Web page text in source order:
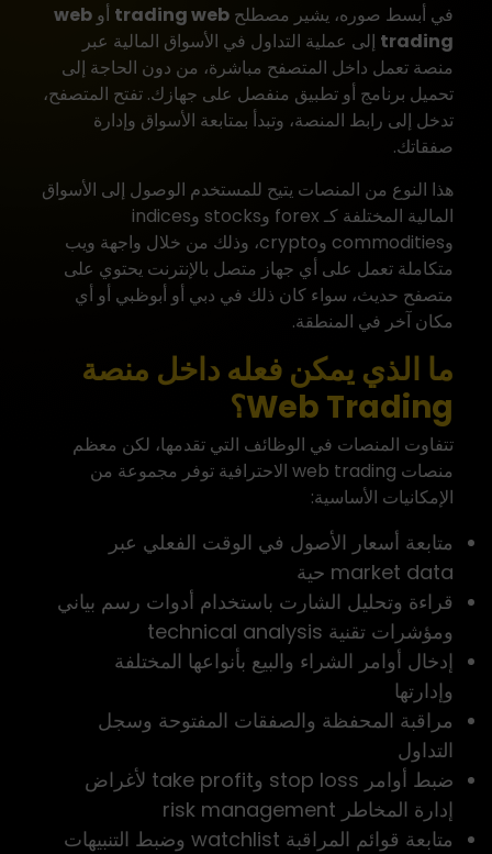
في أبسط صوره، يشير مصطلح trading web أو web
trading إلى عملية التداول في الأسواق المالية عبر
منصة تعمل داخل المتصفح مباشرة، من دون الحاجة إلى
تحميل برنامج أو تطبيق منفصل على جهازك. تفتح المتصفح،
تدخل إلى رابط المنصة، وتبدأ بمتابعة الأسواق وإدارة
صفقاتك.
هذا النوع من المنصات يتيح للمستخدم الوصول إلى الأسواق
المالية المختلفة كـ forex وstocks وindices
وcommodities وcrypto، وذلك من خلال واجهة ويب
متكاملة تعمل على أي جهاز متصل بالإنترنت يحتوي على
متصفح حديث، سواء كان ذلك في دبي أو أبوظبي أو أي
مكان آخر في المنطقة.
ما الذي يمكن فعله داخل منصة
Web Trading؟
تتفاوت المنصات في الوظائف التي تقدمها، لكن معظم
منصات web trading الاحترافية توفر مجموعة من
الإمكانيات الأساسية:
متابعة أسعار الأصول في الوقت الفعلي عبر
market data حية
قراءة وتحليل الشارت باستخدام أدوات رسم بياني
ومؤشرات تقنية technical analysis
إدخال أوامر الشراء والبيع بأنواعها المختلفة
وإدارتها
مراقبة المحفظة والصفقات المفتوحة وسجل
التداول
ضبط أوامر stop loss وtake profit لأغراض
إدارة المخاطر risk management
متابعة قوائم المراقبة watchlist وضبط التنبيهات